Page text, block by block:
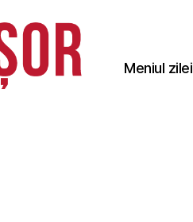
Meniul zilei